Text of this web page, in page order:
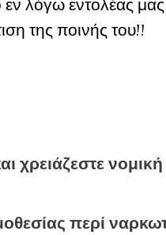
λόγω εντολέας μας
της ποινής του!!
χρειάζεστε
περί